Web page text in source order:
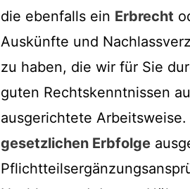
die ebenfalls ein Erbrecht
Auskünfte und
zu haben, die wir für Sie
guten Rechtskenntnissen
ausgerichtete
gesetzlichen Erbfolge